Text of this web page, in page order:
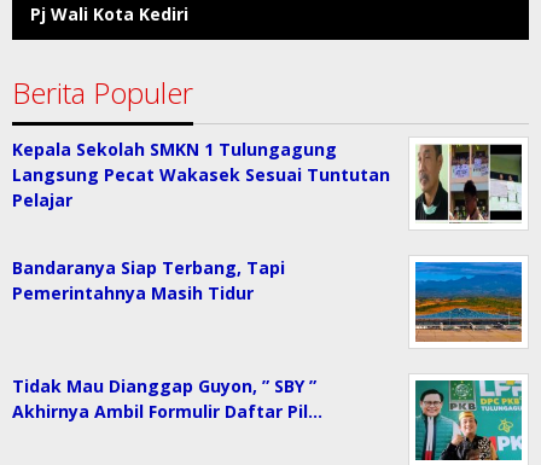
Pj Wali Kota Kediri
Berita Populer
Kepala Sekolah SMKN 1 Tulungagung
Langsung Pecat Wakasek Sesuai Tuntutan
Pelajar
Bandaranya Siap Terbang, Tapi
Pemerintahnya Masih Tidur
Tidak Mau Dianggap Guyon, ” SBY ”
Akhirnya Ambil Formulir Daftar Pil…